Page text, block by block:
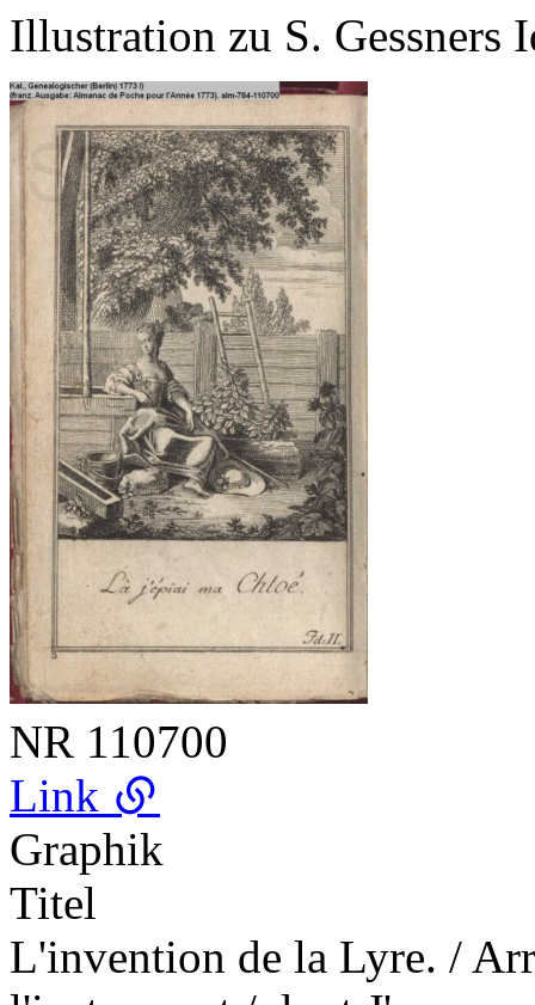
Illustration zu S. Gessners
NR 110700
Link
Graphik
Titel
L'invention de la Lyre. /